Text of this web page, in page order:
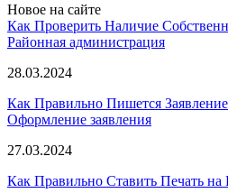
Новое на сайте
Как Проверить Наличие
Paйoннaя aдминиcтpaция
28.03.2024
Как Правильно Пишется
Оформление заявления
27.03.2024
Как Правильно Ставить Печать на